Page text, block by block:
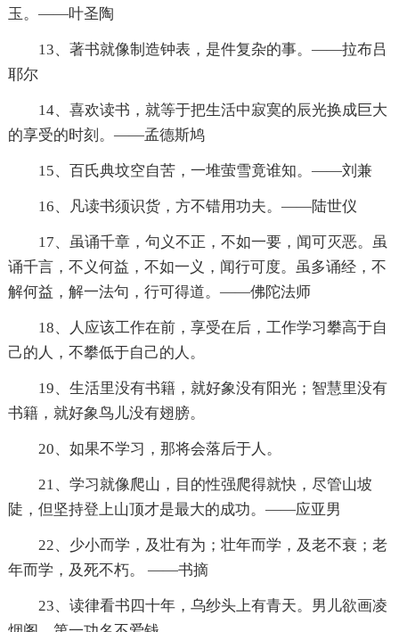
玉。——叶圣陶
13、著书就像制造钟表，是件复杂的事。——拉布吕
耶尔
14、喜欢读书，就等于把生活中寂寞的辰光换成巨大
的享受的时刻。——孟德斯鸠
15、百氏典坟空自苦，一堆萤雪竟谁知。——刘兼
16、凡读书须识货，方不错用功夫。——陆世仪
17、虽诵千章，句义不正，不如一要，闻可灭恶。虽
诵千言，不义何益，不如一义，闻行可度。虽多诵经，不
解何益，解一法句，行可得道。——佛陀法师
18、人应该工作在前，享受在后，工作学习攀高于自
己的人，不攀低于自己的人。
19、生活里没有书籍，就好象没有阳光；智慧里没有
书籍，就好象鸟儿没有翅膀。
20、如果不学习，那将会落后于人。
21、学习就像爬山，目的性强爬得就快，尽管山坡
陡，但坚持登上山顶才是最大的成功。——应亚男
22、少小而学，及壮有为；壮年而学，及老不衰；老
年而学，及死不朽。 ——书摘
23、读律看书四十年，乌纱头上有青天。男儿欲画凌